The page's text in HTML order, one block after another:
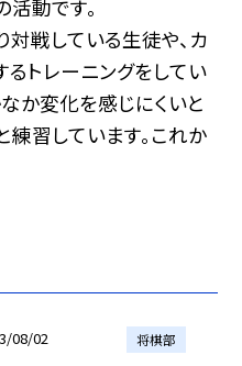
活動です。
戦している生徒や、カ
トレーニングをしてい
か変化を感じにくいと
練習しています。これか
08/02 将棋部